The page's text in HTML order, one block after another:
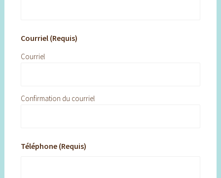
Courriel (Requis)
Courriel
Confirmation du courriel
Téléphone (Requis)